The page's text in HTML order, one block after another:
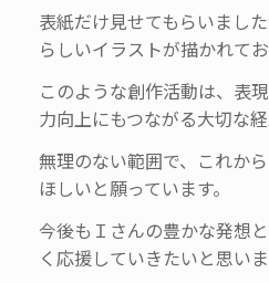
表紙だけ見せてもらいまし
らしいイラストが描かれてお
このような創作活動は、表
力向上にもつながる大切な経
無理のない範囲で、これか
ほしいと願っています。
今後もＩさんの豊かな発想
く応援していきたいと思いま